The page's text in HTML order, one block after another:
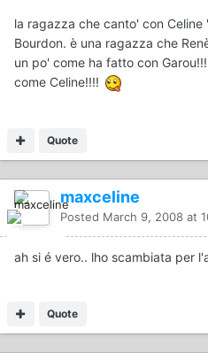
la ragazza che canto' con Celine
Bourdon. è una ragazza che
un po' come ha fatto con
come Celine!!!!
Quote
maxceline
Posted March 9, 2008 at
ah si é vero.. lho scambiata per
Quote